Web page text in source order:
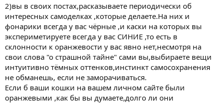
2)вы в своих постах,расказываете периодически об
интересных самоделках ,которые делаете.На них и
фонарики всегда у вас чёрные ,и каски на которых вы
экспериметируете всегда у вас СИНИЕ ,то есть в
склонности к оранжевости у вас явно нет,несмотря на
свои слова "о страшной тайне" сами вы,выбираете вещи
интуитивно тёмных оттенков,инстинкт самосохранения
не обманешь, если не заморачиваться.
Если б ваши кошки на вашем личном сайте были
оранжевыми ,как бы вы думаете,долго ли они